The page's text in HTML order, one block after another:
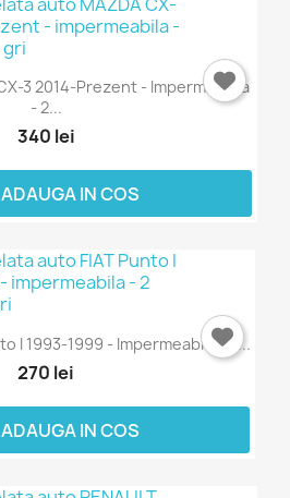
3 2014-Prezent - Impermeabila
- 2...
340 lei
ADAUGA IN COS
I 1993-1999 - Impermeabila - 2...
270 lei
ADAUGA IN COS